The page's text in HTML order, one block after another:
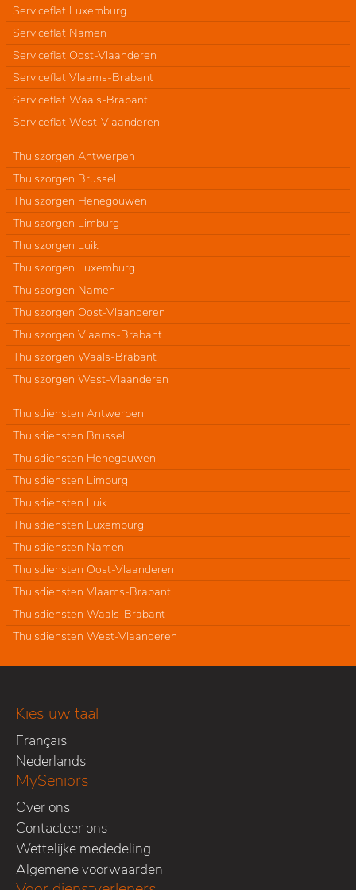
Serviceflat Luxemburg
Serviceflat Namen
Serviceflat Oost-Vlaanderen
Serviceflat Vlaams-Brabant
Serviceflat Waals-Brabant
Serviceflat West-Vlaanderen
Thuiszorgen Antwerpen
Thuiszorgen Brussel
Thuiszorgen Henegouwen
Thuiszorgen Limburg
Thuiszorgen Luik
Thuiszorgen Luxemburg
Thuiszorgen Namen
Thuiszorgen Oost-Vlaanderen
Thuiszorgen Vlaams-Brabant
Thuiszorgen Waals-Brabant
Thuiszorgen West-Vlaanderen
Thuisdiensten Antwerpen
Thuisdiensten Brussel
Thuisdiensten Henegouwen
Thuisdiensten Limburg
Thuisdiensten Luik
Thuisdiensten Luxemburg
Thuisdiensten Namen
Thuisdiensten Oost-Vlaanderen
Thuisdiensten Vlaams-Brabant
Thuisdiensten Waals-Brabant
Thuisdiensten West-Vlaanderen
Kies uw taal
Français
Nederlands
MySeniors
Over ons
Contacteer ons
Wettelijke mededeling
Algemene voorwaarden